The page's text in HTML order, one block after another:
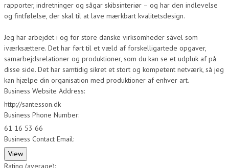
rapporter, indretninger og sågar skibsinteriør – og har den indlevelse
og fintfølelse, der skal til at lave mærkbart kvalitetsdesign.
Jeg har arbejdet i og for store danske virksomheder såvel som
iværksættere. Det har ført til et væld af forskelligartede opgaver,
samarbejdsrelationer og produktioner, som du kan se et udpluk af på
disse side. Det har samtidig sikret et stort og kompetent netværk, så jeg
kan hjælpe din organisation med produktioner af enhver art.
Business Website Address:
http://santesson.dk
Business Phone Number:
61 16 53 66
Business Contact Email: